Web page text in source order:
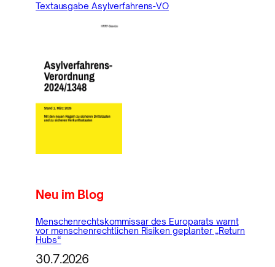
Textausgabe Asylverfahrens-VO
Neu im Blog
Menschenrechtskommissar des Europarats warnt
vor menschenrechtlichen Risiken geplanter „Return
Hubs“
30.7.2026